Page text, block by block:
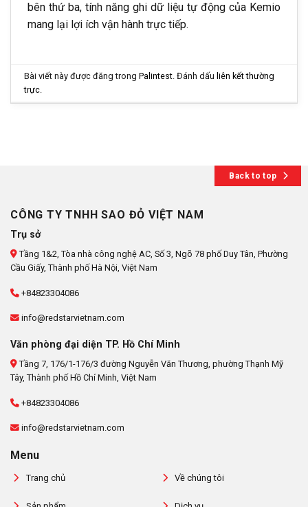
bên thứ ba, tính năng ghi dữ liệu tự động của Kemio
mang lại lợi ích vận hành trực tiếp.
Bài viết này được đăng trongPalintest . Đánh dấuliên kết thường
trực
Back to top
CÔNG TY TNHH SAO ĐỎ VIỆT NAM
Trụ sở
Tầng 1&2, Tòa nhà công nghệ AC, Số 3, Ngõ 78 phố Duy Tân, Phường
Cầu Giấy, Thành phố Hà Nội, Việt Nam
+84823304086
info@redstarvietnam.com
Văn phòng đại diện TP. Hồ Chí Minh
Tầng 7, 176/1-176/3 đường Nguyễn Văn Thương, phường Thạnh Mỹ
Tây, Thành phố Hồ Chí Minh, Việt Nam
+84823304086
info@redstarvietnam.com
Menu
Trang chủ Về chúng tôi